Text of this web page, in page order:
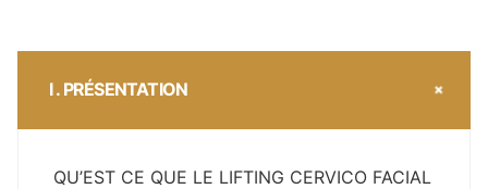
I . PRÉSENTATION
QU’EST CE QUE LE LIFTING CERVICO FACIAL